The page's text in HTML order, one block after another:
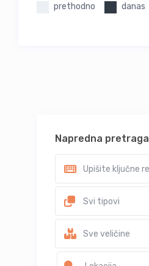
prethodno danas
Napredna pretraga
Svi tipovi
Sve veličine